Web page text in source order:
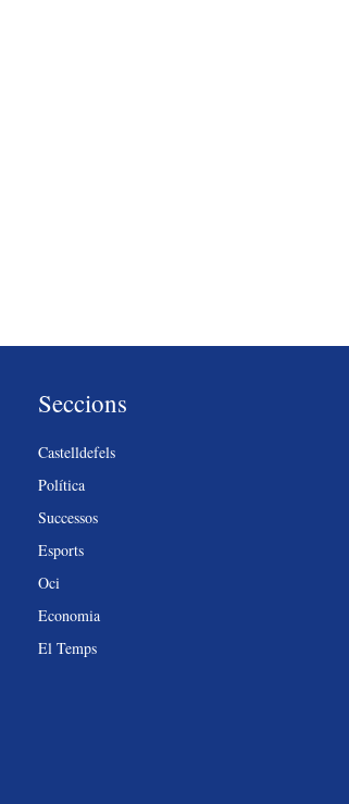
Seccions
Castelldefels
Política
Successos
Esports
Oci
Economia
El Temps